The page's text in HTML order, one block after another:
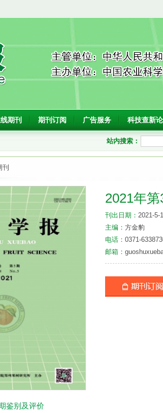
期刊 期刊订阅 广告服务 科技查新
站内搜索：
刊
2021年
刊出日期： 2021-5-
主编： 方金豹
电话： 0371-
邮箱：
鉴别及评价